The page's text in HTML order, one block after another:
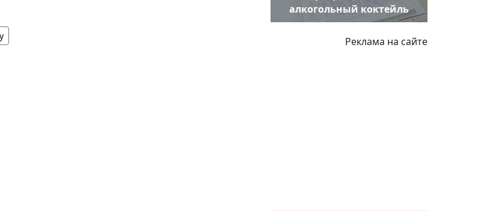
алкогольный коктейль
Реклама на сайте